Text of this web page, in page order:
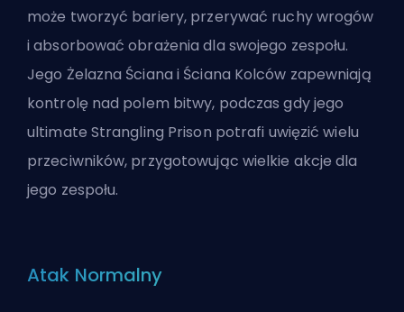
może tworzyć bariery, przerywać ruchy wrogów
i absorbować obrażenia dla swojego zespołu.
Jego Żelazna Ściana i Ściana Kolców zapewniają
kontrolę nad polem bitwy, podczas gdy jego
ultimate Strangling Prison potrafi uwięzić wielu
przeciwników, przygotowując wielkie akcje dla
jego zespołu.
Atak Normalny